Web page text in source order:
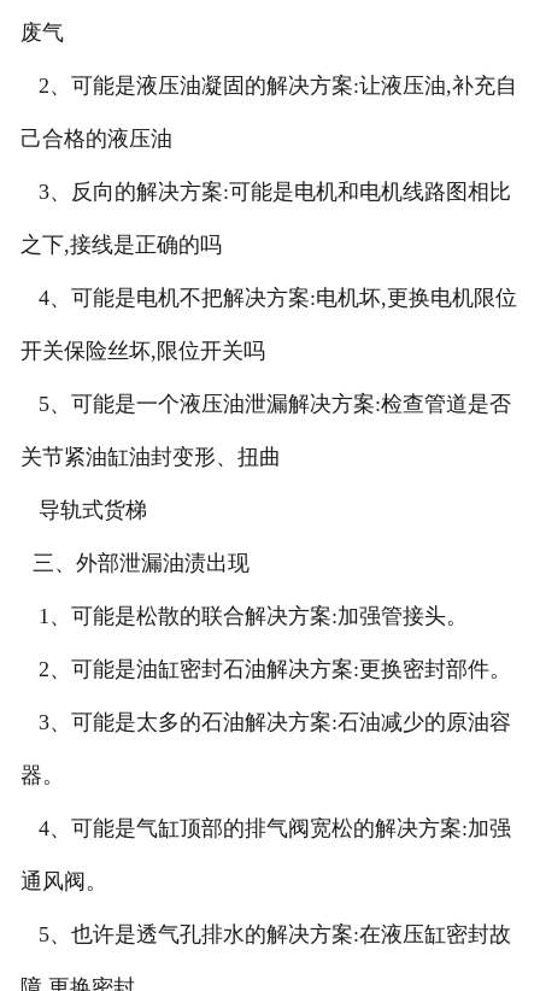
废气
2、可能是液压油凝固的解决方案:让液压油,补充自
己合格的液压油
3、反向的解决方案:可能是电机和电机线路图相比
之下,接线是正确的吗
4、可能是电机不把解决方案:电机坏,更换电机限位
开关保险丝坏,限位开关吗
5、可能是一个液压油泄漏解决方案:检查管道是否
关节紧油缸油封变形、扭曲
导轨式货梯
三、外部泄漏油渍出现
1、可能是松散的联合解决方案:加强管接头。
2、可能是油缸密封石油解决方案:更换密封部件。
3、可能是太多的石油解决方案:石油减少的原油容
器。
4、可能是气缸顶部的排气阀宽松的解决方案:加强
通风阀。
5、也许是透气孔排水的解决方案:在液压缸密封故